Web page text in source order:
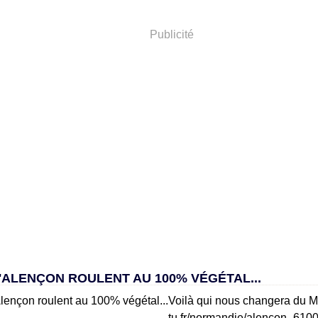
Publicité
ROULENT AU 100% VÉGÉTAL...
Voilà qui nous changera du